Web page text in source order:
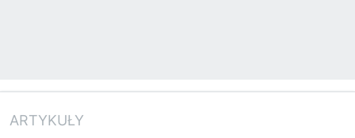
ARTYKUŁY